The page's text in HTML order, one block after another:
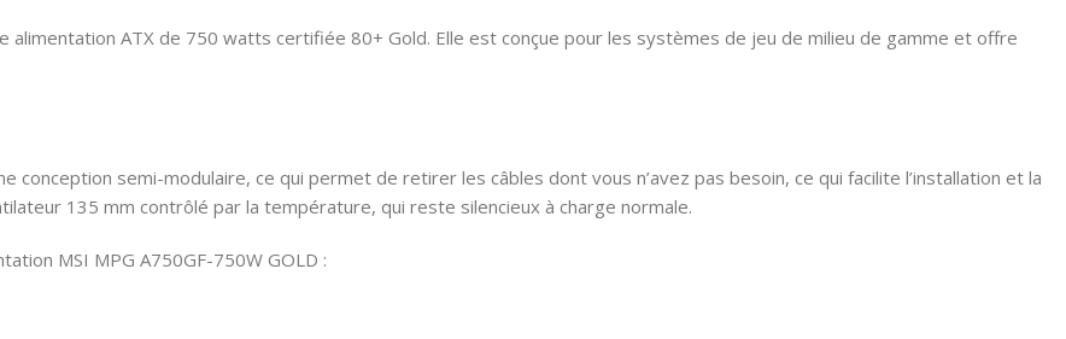
alimentation ATX de 750 watts certifiée 80+ Gold. Elle est conçue pour les systèmes de jeu de milieu de gamme et offre
conception semi-modulaire, ce qui permet de retirer les câbles dont vous n’avez pas besoin, ce qui facilite l’installation et la
135 mm contrôlé par la température, qui reste silencieux à charge normale.
MSI MPG A750GF-750W GOLD :